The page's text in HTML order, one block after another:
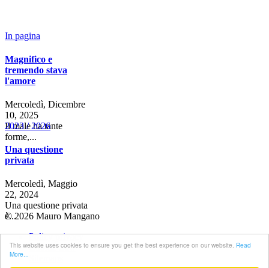
This website uses cookies to ensure you get the best experience on our website. Read
More...
In pagina
Magnifico e
tremendo stava
l'amore
Mercoledì, Dicembre
10, 2025
Il male ha tante
forme,...
2023 / 2026
Una questione
privata
Mercoledì, Maggio
22, 2024
Una questione privata
è...
© 2026 Mauro Mangano
Policy privacy
Cookie Law